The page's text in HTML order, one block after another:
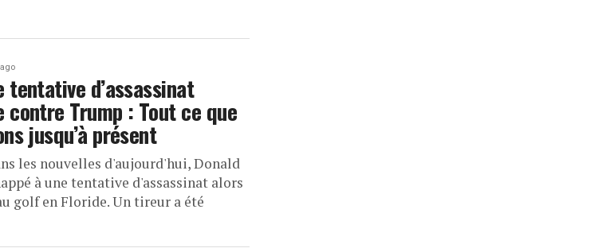
tentative d’assassinat
contre Trump : Tout ce que
jusqu’à présent
les nouvelles d'aujourd'hui, Donald
à une tentative d'assassinat alors
golf en Floride. Un tireur a été